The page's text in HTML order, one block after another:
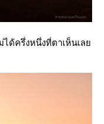
ได้ครึ่งหนึ่งที่ตาเห็นเล